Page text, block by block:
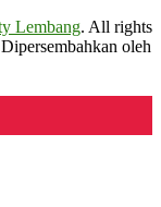
Lembang. All rights
oleh